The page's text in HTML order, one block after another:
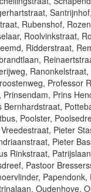
Rubenshof,
Roolvinkstraat,
Ridderstraat,
Professor
Prinsendam, Prins
Bernhardstraat,
Poolster,
Pieter
Pieter
Rinkstraat,
Pastoor
Papendonk,
Oudenhove,